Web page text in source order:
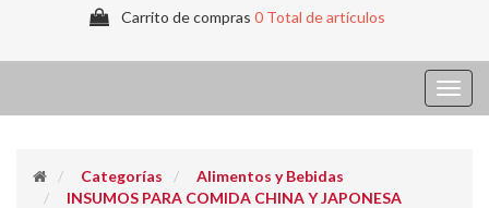
Carrito de compras 0 Total de artículos
Categorías
Alimentos y Bebidas
INSUMOS PARA COMIDA CHINA Y JAPONESA